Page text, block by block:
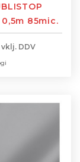
85mic.
vklj. DDV